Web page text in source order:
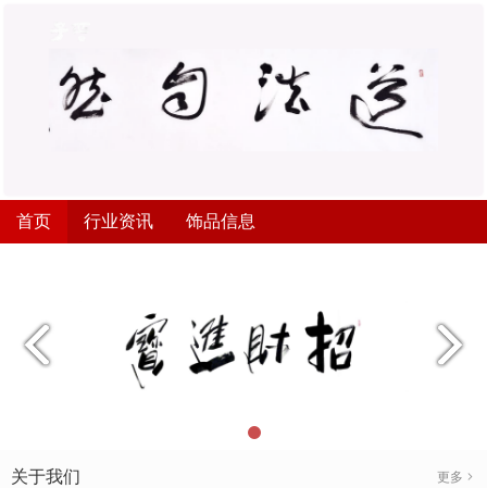
首页 行业资讯 饰品信息
关于我们 更多